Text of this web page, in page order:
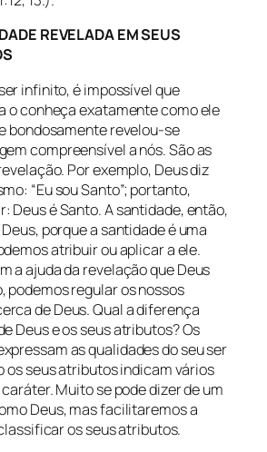
REVELADA EM SEUS
infinito, é impossível que
o conheça exatamente como ele
bondosamente revelou-se
compreensível a nós. São as
Por exemplo, Deus diz
“Eu sou Santo”; portanto,
Deus é Santo. A santidade, então,
porque a santidade é uma
atribuir ou aplicar a ele.
a ajuda da revelação que Deus
podemos regular os nossos
de Deus. Qual a diferença
Deus e os seus atributos? Os
as qualidades do seu ser
os seus atributos indicam vários
Muito se pode dizer de um
Deus, mas facilitaremos a
os seus atributos.